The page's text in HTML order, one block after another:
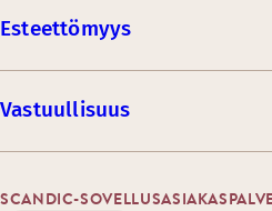
Esteettömyys
Vastuullisuus
SCANDIC-SOVELLUS